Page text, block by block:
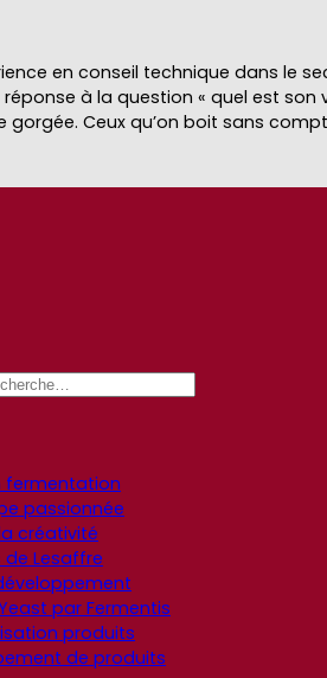
en conseil technique dans le
à la question « quel est
Ceux qu’on boit sans
fermentation
passionnée
créativité
Lesaffre
par Fermentis
produits
de produits